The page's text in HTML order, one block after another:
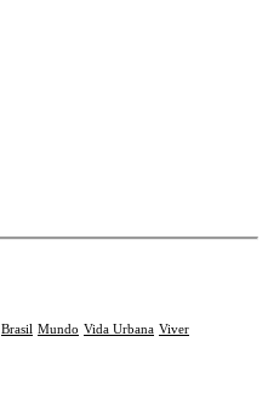
Brasil Mundo Vida Urbana Viver